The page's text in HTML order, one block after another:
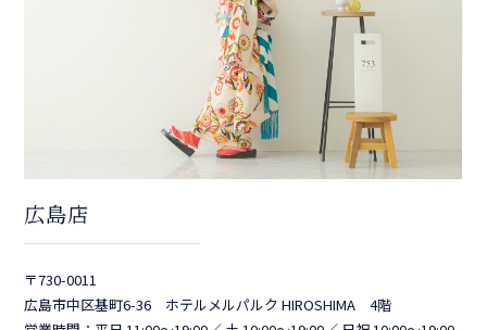
広島店
〒730-0011
広島市中区基町6-36 ホテルメルパルク HIROSHIMA 4階